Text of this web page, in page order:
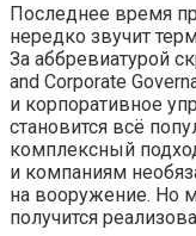
Последнее время
нередко звучит
За аббревиатурой
and Corporate
и корпоративное
становится всё
комплексный
и компаниям
на вооружение. Но
получится